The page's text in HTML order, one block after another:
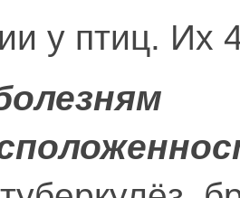
у птиц. Их